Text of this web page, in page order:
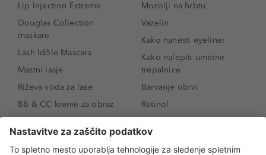
Lip Injection Extreme
Douglas Collection
maskare
Lash Idôle Mascara
Mastni lasje
Riževa voda za lase
BB & CC kreme za obraz
SPF 30
Senčila za oči
Mozolji na hrbtu
Vazelin
Kako nanesti eyeliner
Kako nalepiti umetne
trepalnice
Barvanje obrvi
Retinol